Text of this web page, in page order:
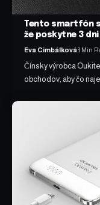
Tento smartfón
že poskytne 3
Eva Cimbálková3 Min
Čínsky výrobca
obchodov, aby čo